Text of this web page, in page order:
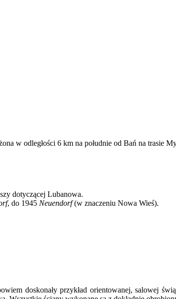
w odległości 6 km na południe od Bań na trasie
dotyczącej Lubanowa.
, do 1945 Neuendorf(w znaczeniu Nowa Wieś).
doskonały przykład orientowanej, salowej